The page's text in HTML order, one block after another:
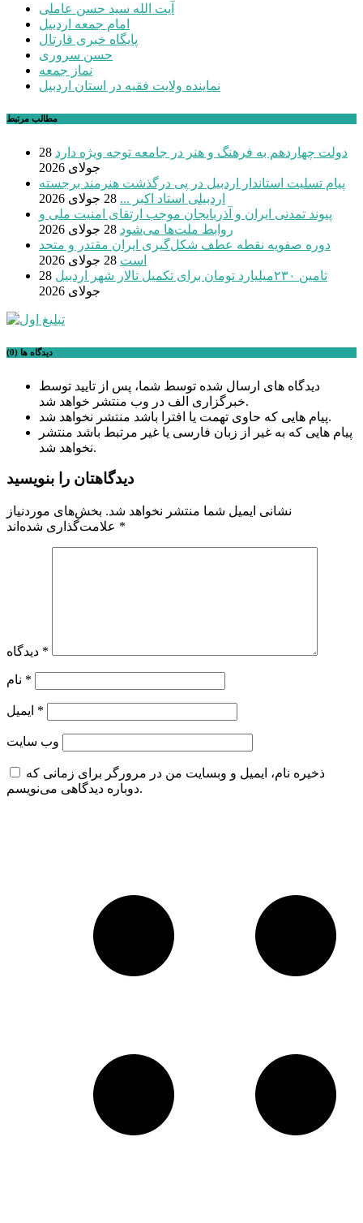
آیت الله سید حسن عاملی
امام جمعه اردبیل
پایگاه خبری قارتال
حسن سروری
نماز جمعه
نماینده ولایت فقیه در استان اردبیل
مطالب مرتبط
دولت چهاردهم به فرهنگ و هنر در جامعه توجه ویژه دارد 28
جولای 2026
پیام تسلیت استاندار اردبیل در پی درگذشت هنرمند برجسته
اردبیلی استاد اکبر ... 28 جولای 2026
پیوند تمدنی ایران و آذربایجان موجب ارتقای امنیت ملی و
روابط ملت‌ها می‌شود 28 جولای 2026
دوره صفویه نقطه عطف شکل‌گیری ایران مقتدر و متحد
است 28 جولای 2026
تامین ۲۳۰میلیارد تومان برای تکمیل تالار شهر اردبیل
28
جولای 2026
دیدگاه ها (0)
دیدگاه های ارسال شده توسط شما، پس از تایید توسط
خبرگزاری الف در وب منتشر خواهد شد.
پیام هایی که حاوی تهمت یا افترا باشد منتشر نخواهد شد.
پیام هایی که به غیر از زبان فارسی یا غیر مرتبط باشد منتشر
نخواهد شد.
دیدگاهتان را بنویسید
نشانی ایمیل شما منتشر نخواهد شد. بخش‌های موردنیاز
*
*
*
*
وب‌ سایت
ذخیره نام، ایمیل و وبسایت من در مرورگر برای زمانی که
دوباره دیدگاهی می‌نویسم.